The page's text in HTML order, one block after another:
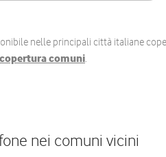
nelle principali città italiane
copertura comuni.
nei comuni vicini